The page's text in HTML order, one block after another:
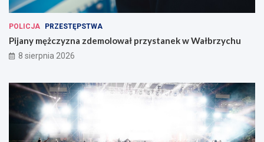
POLICJA PRZESTĘPSTWA
Pijany mężczyzna zdemolował przystanek w Wałbrzychu
8 sierpnia 2026